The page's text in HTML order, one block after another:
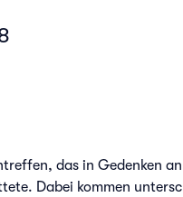
das in Gedenken
Dabei kommen